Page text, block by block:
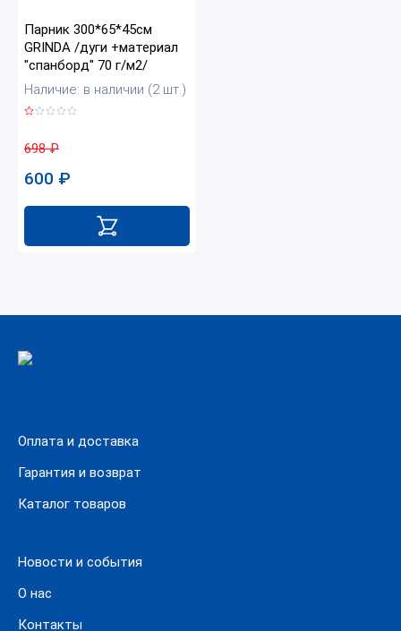
Парник 300*65*45см
GRINDA /дуги +материал
"спанборд" 70 г/м2/
Наличие: в наличии (2 шт.)
698₽
600 ₽
Оплата и доставка
Гарантия и возврат
Каталог товаров
Новости и события
О нас
Контакты